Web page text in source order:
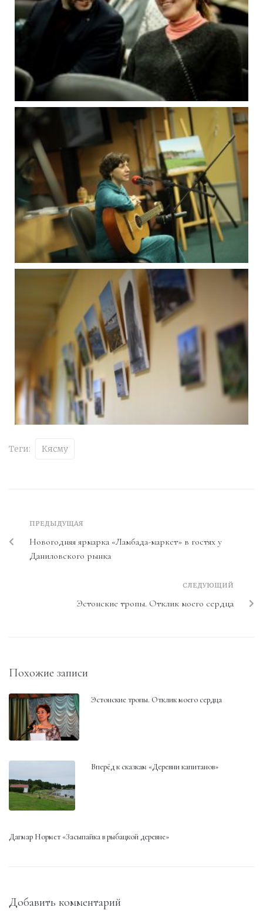
Теги: Кясму
ПРЕДЫДУЩАЯ
Новогодняя ярмарка «Ламбада-маркет» в гостях у
Даниловского рынка
СЛЕДУЮЩИЙ
Эстонские тропы. Отклик моего сердца
Похожие записи
Эстонские тропы. Отклик моего сердца
Вперёд к сказкам «Деревни капитанов»
Дагмар Нормет «Засыпайка в рыбацкой деревне»
Добавить комментарий